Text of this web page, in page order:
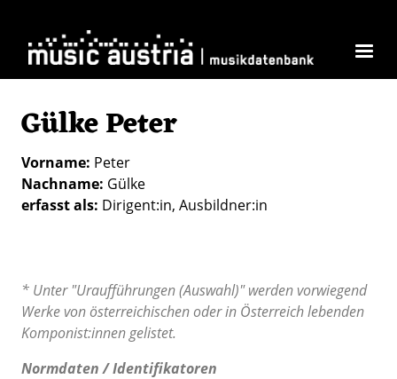
Gülke Peter
Vorname Peter
Nachname Gülke
erfasst als Dirigent:in Ausbildner:in
* Unter "Uraufführungen (Auswahl)" werden vorwiegend
Werke von österreichischen oder in Österreich lebenden
Komponist:innen gelistet.
Normdaten / Identifikatoren